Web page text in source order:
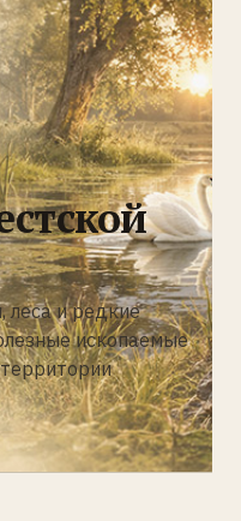
леса и редкие
ископаемые